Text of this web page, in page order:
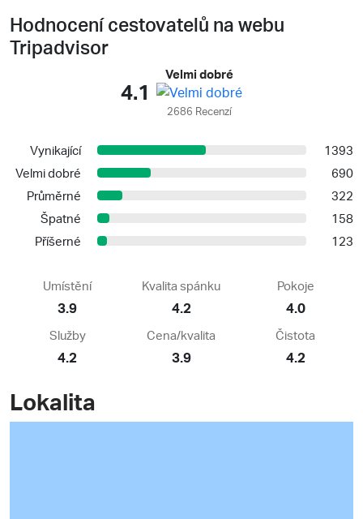
Hodnocení cestovatelů na webu
Tripadvisor
4.1
Velmi dobré
2686 Recenzí
Vynikající
1393
Velmi dobré
690
Průměrné
322
Špatné
158
Příšerné
123
Umístění
3.9
Kvalita spánku
4.2
Pokoje
4.0
Služby
4.2
Cena/kvalita
3.9
Čistota
4.2
Lokalita